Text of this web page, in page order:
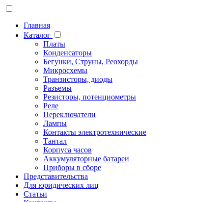
Главная
Каталог
Платы
Конденсаторы
Бегунки, Струны, Реохорды
Микросхемы
Транзисторы, диоды
Разъемы
Резисторы, потенциометры
Реле
Переключатели
Лампы
Контакты электротехнические
Тантал
Корпуса часов
Аккумуляторные батареи
Приборы в сборе
Представительства
Для юридических лиц
Статьи